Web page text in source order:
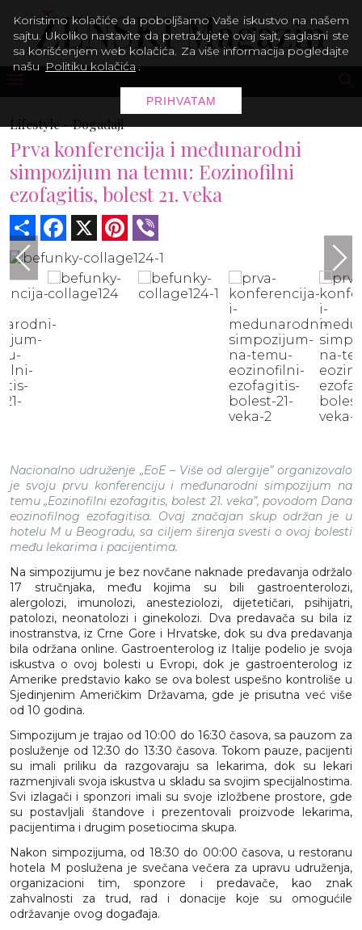
Lifestyle -Događaji
Prva konferencija i međunarodni
simpozijum na temu: Eozinofilni
ezofagitis, bolest 21. veka
Share Facebook Pinterest
Nacionalno udruženje „EoE – Više od alergije” organizovalo
je svoju prvu konferenciju i međunarodni simpozijum na
temu „Eozinofilni ezofagitis, bolest 21. veka”, povodom Dana
eozinofilnog ezofagitisa. Ovaj značajan skup održan je u
hotelu M u Beogradu, sa ciljem širenja svesti o ovoj bolesti
među lekarima i pacijentima.
Na simpozijumu je bez novčane naknade predavanja održalo
17 stručnjaka, među kojima su bili gastroenterolozi,
alergolozi, imunolozi, anesteziolozi, dijetetičari, psihijatri,
patolozi, neonatolozi i ginekolozi. Dva predavača su bila iz
inostranstva, iz Crne Gore i Hrvatske, dok su dva predavanja
bila održana online. Gastroenterolog iz Italije podelio je svoja
iskustva o ovoj bolesti u Evropi, dok je gastroenterolog iz
Amerike predstavio kako se ova bolest uspešno kontroliše u
Sjedinjenim Američkim Državama, gde je prisutna već više
od 10 godina.
Simpozijum je trajao od 10:00 do 16:30 časova, sa pauzom za
posluženje od 12:30 do 13:30 časova. Tokom pauze, pacijenti
su imali priliku da razgovaraju sa lekarima, dok su lekari
razmenjivali svoja iskustva u skladu sa svojim specijalnostima.
Svi izlagači i sponzori imali su svoje izložbene prostore, gde
su postavljali štandove i prezentovali proizvode lekarima,
pacijentima i drugim posetiocima skupa.
Nakon simpozijuma, od 18:30 do 00:00 časova, u restoranu
hotela M poslužena je svečana večera za upravu udruženja,
organizacioni tim, sponzore i predavače, kao znak
zahvalnosti za trud, rad i donacije koje su omogućile
održavanje ovog događaja.
Koristimo kolačiće da poboljšamo Vaše iskustvo na našem
sajtu. Ukoliko nastavite da pretražujete ovaj sajt, saglasni ste
sa korišćenjem web kolačića. Za više informacija pogledajte
našu Politiku kolačića .
PRIHVATAM